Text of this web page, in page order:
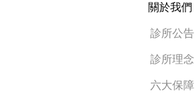
關於我們
診所公告
診所理念
六大保障